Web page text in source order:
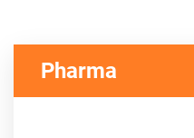
Pharma